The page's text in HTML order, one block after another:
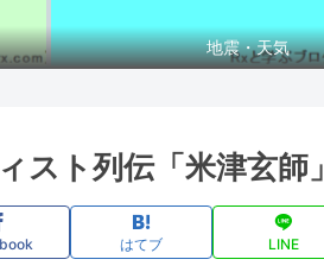
地震・天気
スト列伝「米津玄師
はてブ LINE